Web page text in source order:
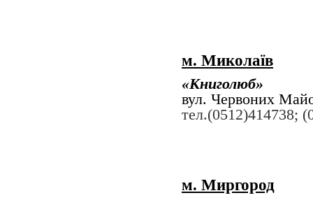
м. Миколаїв
«Книголюб»
вул. Червоних
тел.(0512)414738;
м. Миргород